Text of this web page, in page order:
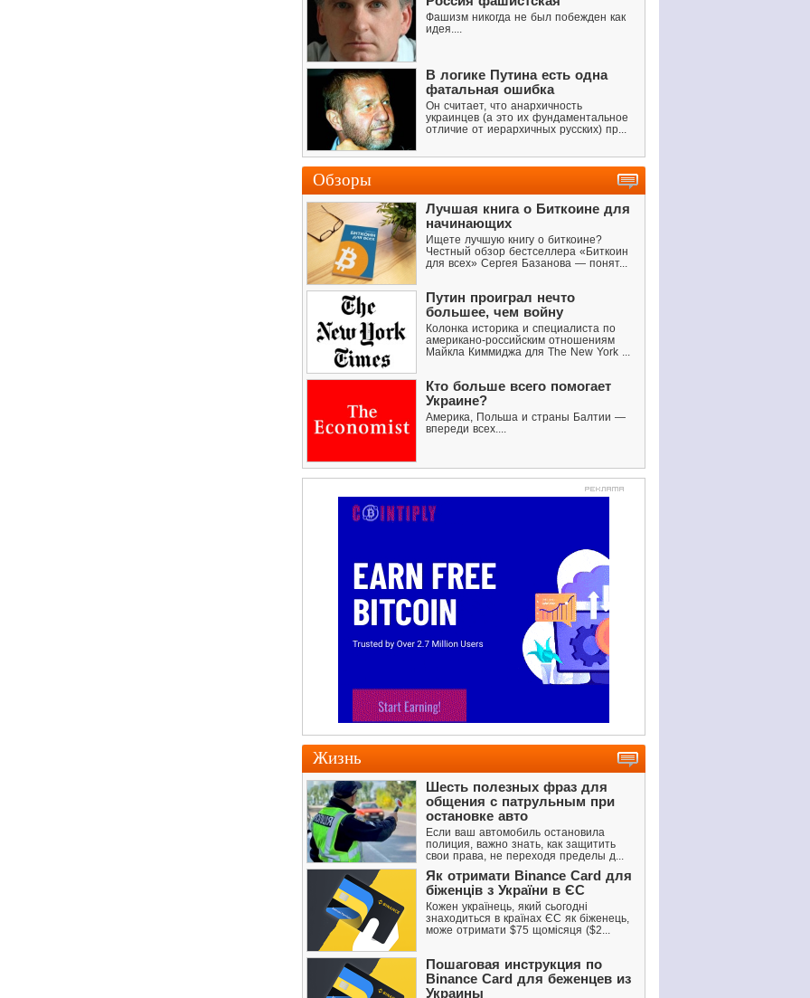
Фашизм никогда не был побежден как
идея....
В логике Путина есть одна
фатальная ошибка
Он считает, что анархичность
украинцев (а это их фундаментальное
отличие от иерархичных русских) пр...
Обзоры
Лучшая книга о Биткоине для
начинающих
Ищете лучшую книгу о биткоине?
Честный обзор бестселлера «Биткоин
для всех» Сергея Базанова — понят...
Путин проиграл нечто
большее, чем войну
Колонка историка и специалиста по
американо-российским отношениям
Майкла Киммиджа для The New York ...
Кто больше всего помогает
Украине?
Америка, Польша и страны Балтии —
впереди всех....
Жизнь
Шесть полезных фраз для
общения с патрульным при
остановке авто
Если ваш автомобиль остановила
полиция, важно знать, как защитить
свои права, не переходя пределы д...
Як отримати Binance Card для
біженців з України в ЄС
Кожен українець, який сьогодні
знаходиться в країнах ЄС як біженець,
може отримати $75 щомісяця ($2...
Пошаговая инструкция по
Binance Card для беженцев из
Украины